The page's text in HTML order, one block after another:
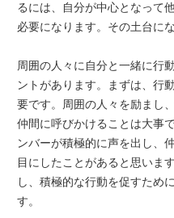
るには、自分が中心となって
必要になります。その土台に
周囲の人々に自分と一緒に行
ントがあります。まずは、行
要です。周囲の人々を励まし
仲間に呼びかけることは大事
ンバーが積極的に声を出し、
目にしたことがあると思いま
し、積極的な行動を促すため
す。